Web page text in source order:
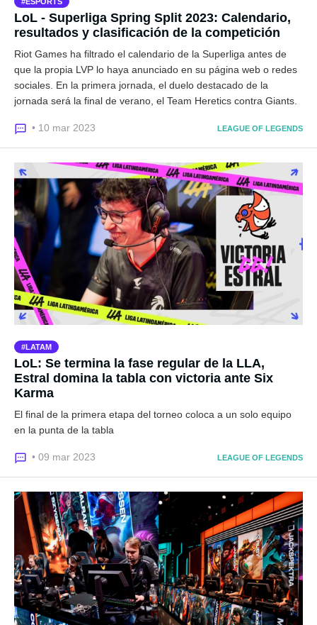
LoL - Superliga Spring Split 2023: Calendario,
resultados y clasificación de la competición
Riot Games ha filtrado el calendario de la Superliga antes de
que la propia LVP lo haya anunciado en su página web o redes
sociales. En la primera jornada, el duelo destacado de la
jornada será la final de verano, el Team Heretics contra Giants.
• 10 mar 2023 LEAGUE OF LEGENDS
LATAM
LoL: Se termina la fase regular de la LLA,
Estral domina la tabla con victoria ante Six
Karma
El final de la primera etapa del torneo coloca a un solo equipo
en la punta de la tabla
• 09 mar 2023 LEAGUE OF LEGENDS